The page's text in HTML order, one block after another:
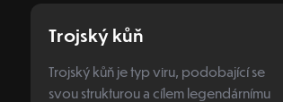
Trojský kůň
Trojský kůň je typ viru, podobající se
svou strukturou a cílem legendárnímu